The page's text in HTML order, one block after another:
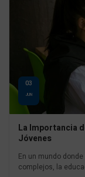
03
JUN
La Importancia
Jóvenes
En un mundo
complejos, la